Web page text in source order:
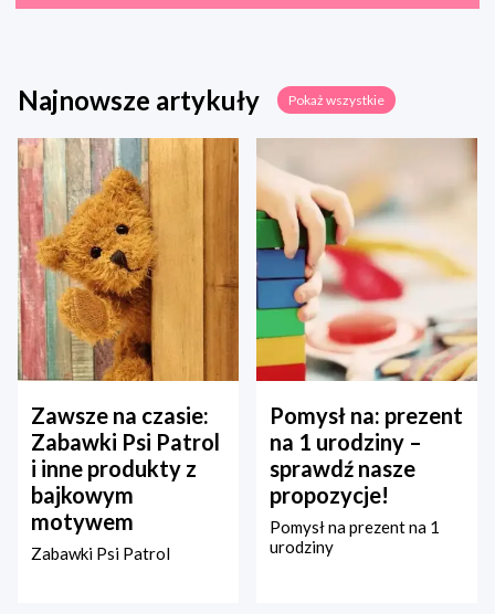
Najnowsze artykuły Pokaż wszystkie
Zawsze na czasie:
Zabawki Psi Patrol
i inne produkty z
bajkowym
motywem
Zabawki Psi Patrol
Pomysł na: prezent
na 1 urodziny –
sprawdź nasze
propozycje!
Pomysł na prezent na 1
urodziny